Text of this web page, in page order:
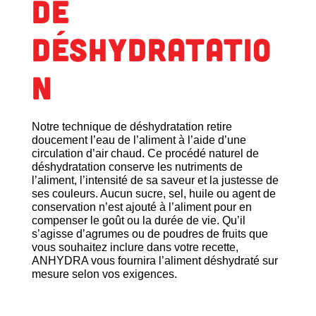
DE
DÉSHYDRATATIO
N
Notre technique de déshydratation retire
doucement l’eau de l’aliment à l’aide d’une
circulation d’air chaud. Ce procédé naturel de
déshydratation conserve les nutriments de
l’aliment, l’intensité de sa saveur et la justesse de
ses couleurs. Aucun sucre, sel, huile ou agent de
conservation n’est ajouté à l’aliment pour en
compenser le goût ou la durée de vie. Qu’il
s’agisse d’agrumes ou de poudres de fruits que
vous souhaitez inclure dans votre recette,
ANHYDRA vous fournira l’aliment déshydraté sur
mesure selon vos exigences.